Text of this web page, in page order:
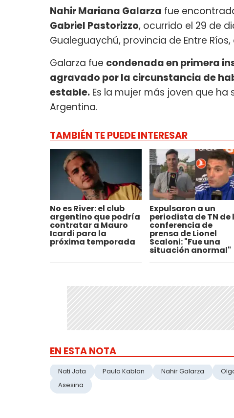
Nahir Mariana Galarza fue
Gabriel Pastorizzo, ocurrido el 29 de
Gualeguaychú, provincia de Entre
Galarza fue condenada en primera
agravado por la circunstancia de
estable. Es la mujer más joven que
Argentina.
TAMBIÉN TE PUEDE INTERESAR
No es River: el club
argentino que podría
contratar a Mauro
Icardi para la
próxima temporada
Expulsaron a un
periodista de TN de
conferencia de
prensa de Lionel
Scaloni: "Fue una
situación anormal"
EN ESTA NOTA
Nati Jota Paulo Kablan Nahir Galarza
Asesina